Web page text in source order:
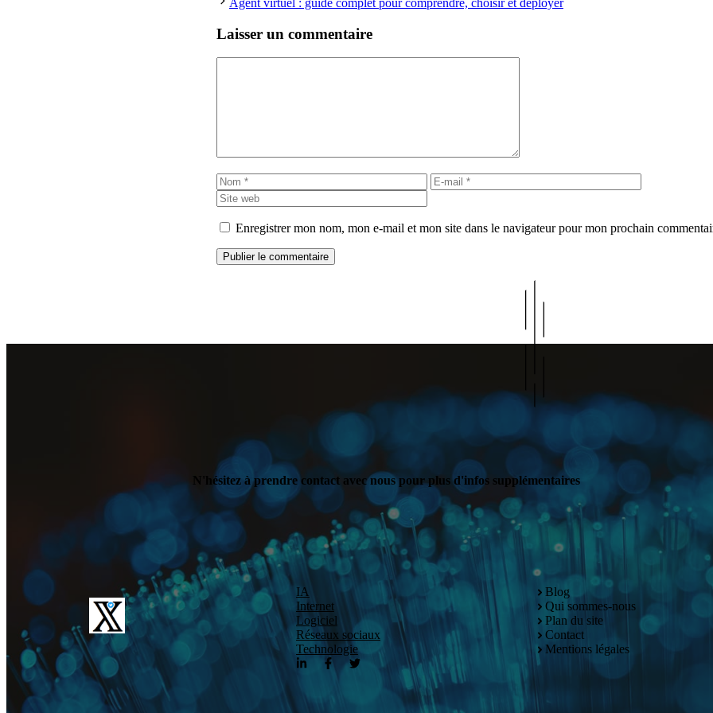
Laisser un commentaire
Nom
E-
mail
web
Enregistrer mon nom, mon e-mail et mon site dans le navigateur pour mon prochain
N'hésitez à prendre contact avec nous pour plus d'infos supplémentaires
IA
Internet
Logiciel
Réseaux sociaux
Technologie
Blog
Qui sommes-nous
Plan du site
Contact
Mentions légales